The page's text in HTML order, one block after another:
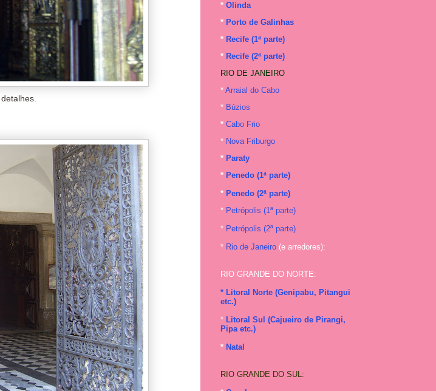
* Olinda
* Porto de Galinhas
* Recife (1ª parte)
* Recife (2ª parte)
RIO DE JANEIRO
* Arraial do Cabo
* Búzios
* Cabo Frio
* Nova Friburgo
* Paraty
* Penedo (1ª parte)
* Penedo (2ª parte)
* Petrópolis (1ª parte)
* Petrópolis (2ª parte)
* Rio de Janeiro (e arredores):
RIO GRANDE DO NORTE:
* Litoral Norte (Genipabu, Pitangui
etc.)
* Litoral Sul (Cajueiro de Pirangi,
Pipa etc.)
* Natal
RIO GRANDE DO SUL: